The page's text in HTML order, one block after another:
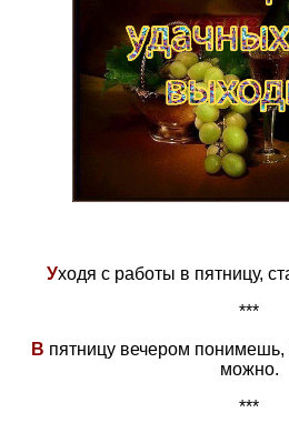
Уходя с работы в пятницу,
***
В пятницу вечером понимешь,
можно.
***